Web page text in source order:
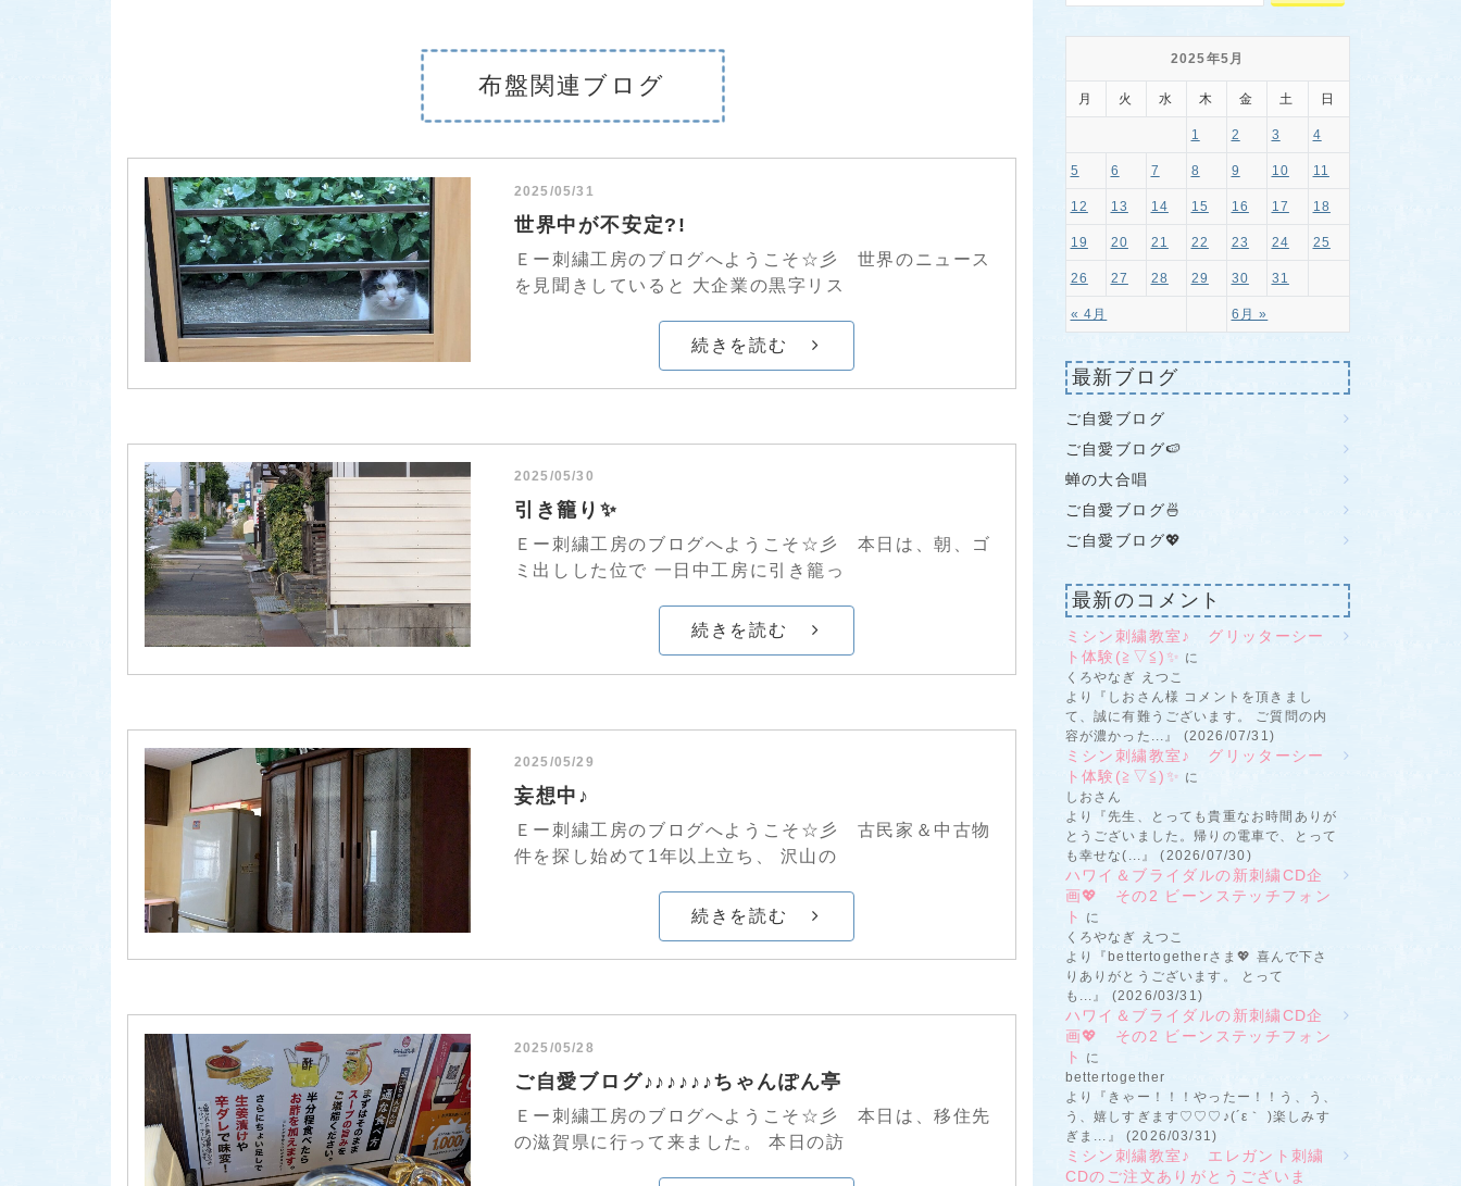
布盤関連ブログ
2025/05/31
世界中が不安定?!
Ｅー刺繍工房のブログへようこそ☆彡 世界のニュース
を見聞きしていると 大企業の黒字リス
続きを読む
2025/05/30
引き籠り✨
Ｅー刺繍工房のブログへようこそ☆彡 本日は、朝、ゴ
ミ出しした位で 一日中工房に引き籠っ
続きを読む
2025/05/29
妄想中♪
Ｅー刺繍工房のブログへようこそ☆彡 古民家＆中古物
件を探し始めて1年以上立ち、 沢山の
続きを読む
2025/05/28
ご自愛ブログ♪♪♪♪♪♪ちゃんぽん亭
Ｅー刺繍工房のブログへようこそ☆彡 本日は、移住先
の滋賀県に行って来ました。 本日の訪
2025年5月
月 火 水 木 金 土 日
« 4月 6月 »
1 2 3 4
5 6 7 8 9 10 11
12 13 14 15 16 17 18
19 20 21 22 23 24 25
26 27 28 29 30 31
最新ブログ
ご自愛ブログ
ご自愛ブログ🍉
蝉の大合唱
ご自愛ブログ🍜
ご自愛ブログ💖
最新のコメント
ミシン刺繍教室♪ グリッターシー
ト体験(≧▽≦)✨ に
くろやなぎ えつこ
より『しおさん様 コメントを頂きまし
て、誠に有難うございます。 ご質問の内
容が濃かった...』 (2026/07/31)
ミシン刺繍教室♪ グリッターシー
ト体験(≧▽≦)✨ に
しおさん
より『先生、とっても貴重なお時間ありが
とうございました。帰りの電車で、とって
も幸せな(...』 (2026/07/30)
ハワイ＆ブライダルの新刺繍CD企
画💖 その2 ビーンステッチフォン
ト
に
くろやなぎ えつこ
より『bettertogetherさま💖 喜んで下さ
りありがとうございます。 とって
も...』 (2026/03/31)
ハワイ＆ブライダルの新刺繍CD企
画💖 その2 ビーンステッチフォン
ト
に
bettertogether
より『きゃー！！！やったー！！う、う、
う、嬉しすぎます♡♡♡♪(´ε｀ )楽しみす
ぎま...』 (2026/03/31)
ミシン刺繍教室♪ エレガント刺繍
CDのご注文ありがとうございま